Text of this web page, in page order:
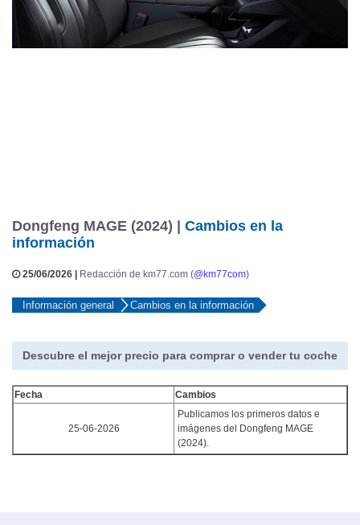
Dongfeng MAGE (2024) | Cambios en la
información
25/06/2026 | Redacción de km77.com (@km77com)
Información general Cambios en la información
Descubre el mejor precio para comprar o vender tu coche
Fecha Cambios
25-06-2026
Publicamos los primeros datos e
imágenes del Dongfeng MAGE
(2024).